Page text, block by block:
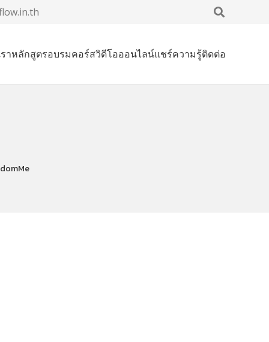
าหลักสูตรอบรมคอร์สวิดีโอออนไลน์แชร์ความรู้ติดต่อ